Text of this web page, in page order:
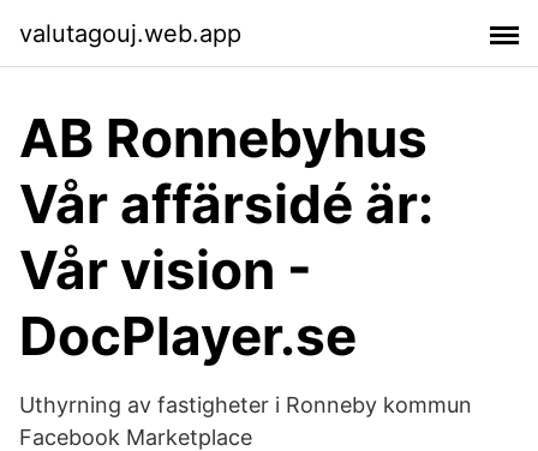
valutagouj.web.app
AB Ronnebyhus
Vår affärsidé är:
Vår vision -
DocPlayer.se
Uthyrning av fastigheter i Ronneby kommun
Facebook Marketplace